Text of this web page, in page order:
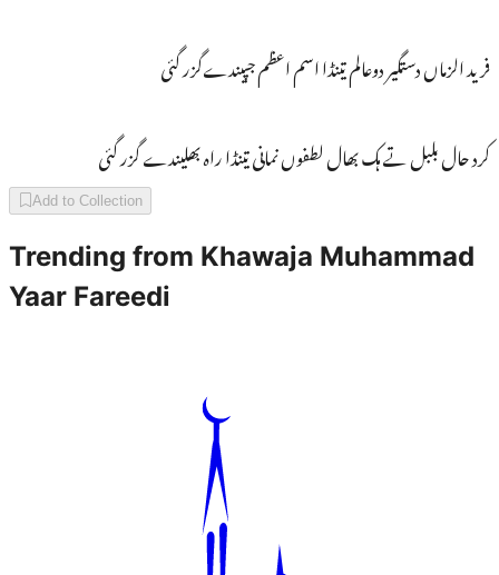
فرید الزماں دستگیر دوعالم تینڈا اسم اعظم جپیندےگزر گئی
کرد حال بلبل تے ہک بھال لطفوں نمانی تینڈا راہ بھلیندے گزر گئی
Add to Collection
Trending from Khawaja Muhammad
Yaar Fareedi